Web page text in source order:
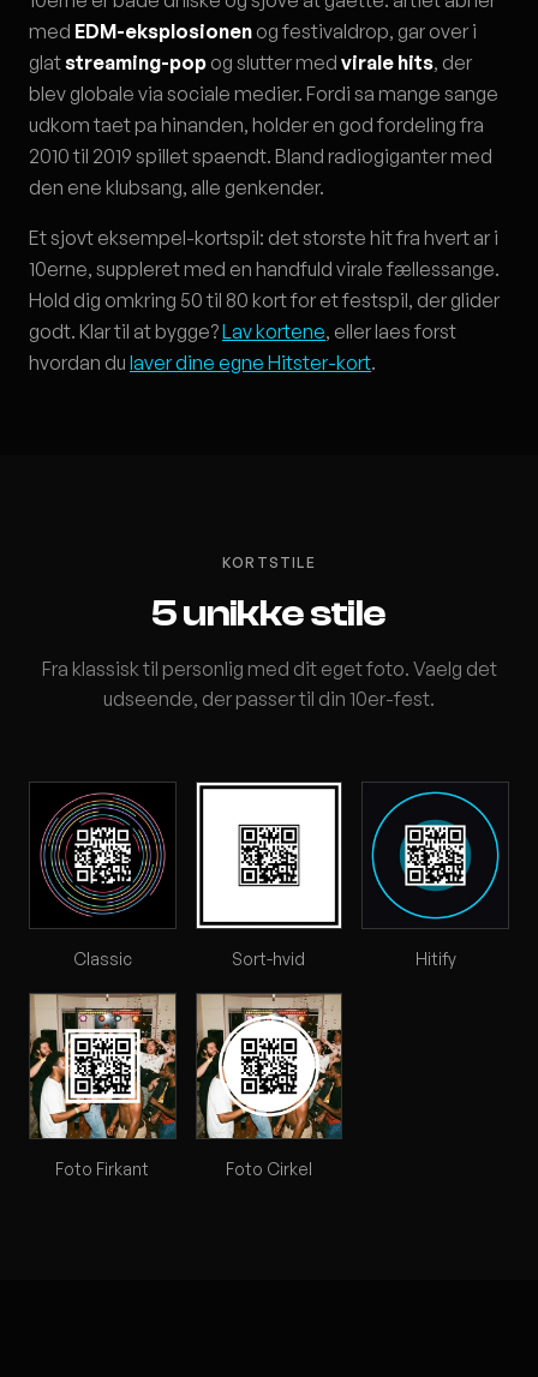
med EDM-eksplosionen og festivaldrop, gar over i
glatstreaming-pop og slutter med virale hits, der
blev globale via sociale medier. Fordi sa mange sange
udkom taet pa hinanden, holder en god fordeling fra
2010 til 2019 spillet spaendt. Bland radiogiganter med
den ene klubsang, alle genkender.
Et sjovt eksempel-kortspil: det storste hit fra hvert ar i
10erne, suppleret med en handfuld virale fællessange.
Hold dig omkring 50 til 80 kort for et festspil, der glider
godt. Klar til at bygge?Lav kortene, eller laes forst
hvordan du laver dine egne Hitster-kort.
KORTSTILE
5 unikke stile
Fra klassisk til personlig med dit eget foto. Vaelg det
udseende, der passer til din 10er-fest.
Classic Sort-hvid Hitify
Foto Firkant Foto Cirkel